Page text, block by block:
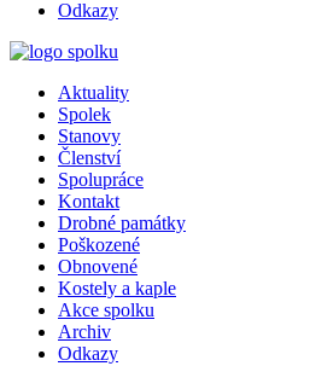
Odkazy
Aktuality
Spolek
Stanovy
Členství
Spolupráce
Kontakt
Drobné památky
Poškozené
Obnovené
Kostely a kaple
Akce spolku
Archiv
Odkazy